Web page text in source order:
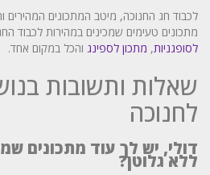
לכבוד חג החנוכה, מיטב המתכונים המהירים
מתכונים טעימים שמכינים במהירות לכבוד
לסופגניות, מתכון לספינג והכל במקום אחד.
שאלות ותשובות
לחנוכה
דולי, יש לך עוד מתכונים
ללא גלוטן?